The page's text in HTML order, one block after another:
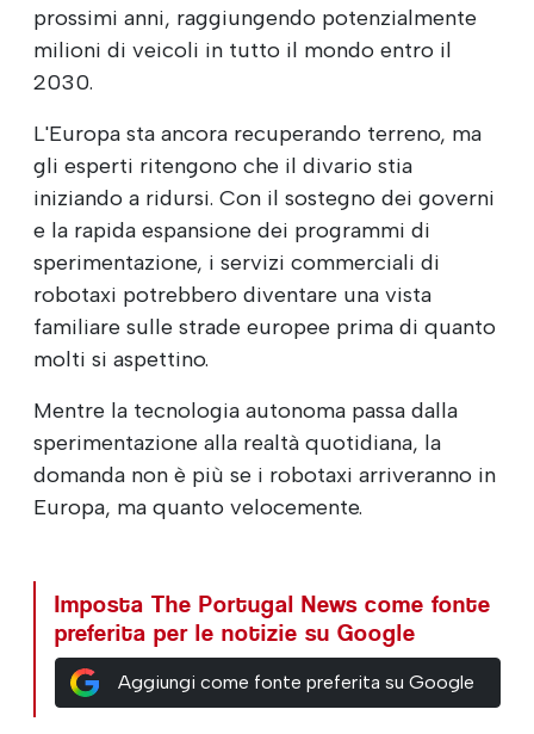
prossimi anni, raggiungendo potenzialmente
milioni di veicoli in tutto il mondo entro il
2030.
L'Europa sta ancora recuperando terreno, ma
gli esperti ritengono che il divario stia
iniziando a ridursi. Con il sostegno dei governi
e la rapida espansione dei programmi di
sperimentazione, i servizi commerciali di
robotaxi potrebbero diventare una vista
familiare sulle strade europee prima di quanto
molti si aspettino.
Mentre la tecnologia autonoma passa dalla
sperimentazione alla realtà quotidiana, la
domanda non è più se i robotaxi arriveranno in
Europa, ma quanto velocemente.
Imposta The Portugal News come fonte
preferita per le notizie su Google
Aggiungi come fonte preferita su Google